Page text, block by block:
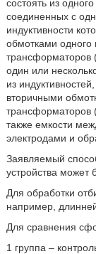
состоять из
соединенных с
индуктивности
обмотками одного
трансформаторов
один или
из
вторичными
трансформаторов
также емкости
электродами и
Заявляемый
устройства может
Для обработки
например,
Для сравнения
1 группа –